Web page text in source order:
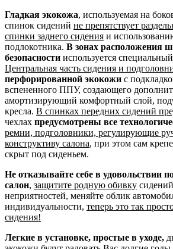
Гладкая экокожа, используемая на
спинок сидений не препятствует
спинки заднего сидения и
подлокотника. В зонах расположения
безопасности используется
Центральная часть сидения и
перфорированной экокожи с
вспененного ППУ, создающего
амортизирующий комфортный слой,
кресла. В спинках передних сидений
чехлах предусмотрены все
ремни, подголовники, регулирующие
конструктиву салона, при этом сам
скрыт под сиденьем.
Не отказывайте себе в удовольствии
салон, защитите родную обивку
неприятностей, меняйте облик
индивидуальности, теперь это так
сидения!
Легкие в установке, простые в уходе,